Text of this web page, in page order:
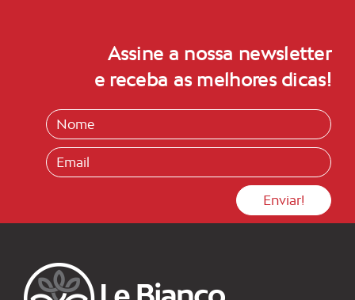
Assine a nossa newsletter
e receba as melhores dicas!